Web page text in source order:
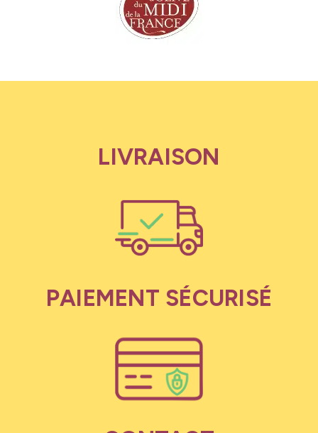
LIVRAISON
PAIEMENT SÉCURISÉ